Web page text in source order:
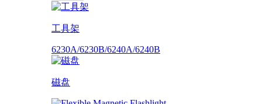
工具架
6230A/6230B/6240A/6240B
磁盘